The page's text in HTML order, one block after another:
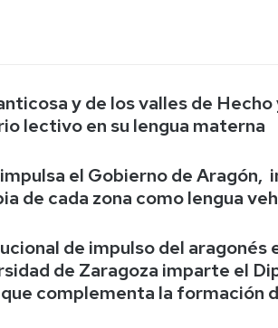
Servicios
para
y de los valles de Hecho
lectivo en su lengua materna
el Gobierno de Aragón,
de cada zona como lengua
de impulso del aragonés
de Zaragoza imparte el
complementa la formación